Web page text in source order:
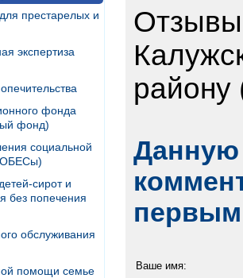
престарелых и
экспертиза
фонда
фонд)
социальной
сирот и
без попечения
обслуживания
помощи семье
району
Данную
Ваше имя: